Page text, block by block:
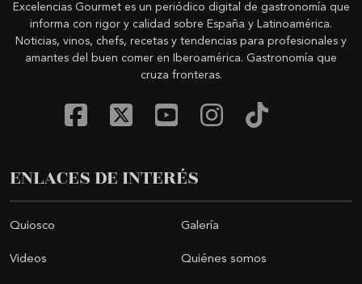
Excelencias Gourmet es un periódico digital de gastronomía que
informa con rigor y calidad sobre España y Latinoamérica.
Noticias, vinos, chefs, recetas y tendencias para profesionales y
amantes del buen comer en Iberoamérica. Gastronomía que
cruza fronteras.
ENLACES DE INTERÉS
Quiosco Galería
Videos Quiénes somos